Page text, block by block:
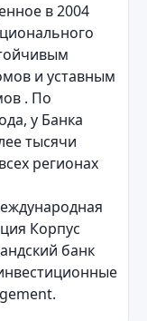
в 2004
и уставным
. По
у Банка
тысячи
регионах
Корпус
банк